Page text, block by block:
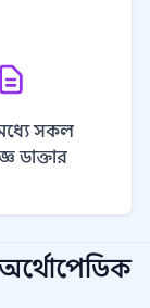
সকল
ডাক্তার